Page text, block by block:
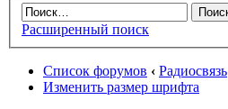
Расширенный поиск
Список форумов ‹ Радиосвязь
Изменить размер шрифта